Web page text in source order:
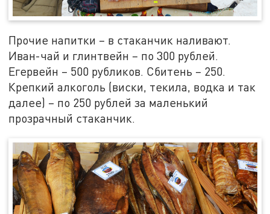
Прочие напитки – в стаканчик наливают.
Иван-чай и глинтвейн – по 300 рублей.
Егервейн – 500 рубликов. Сбитень – 250.
Крепкий алкоголь (виски, текила, водка и так
далее) – по 250 рублей за маленький
прозрачный стаканчик.